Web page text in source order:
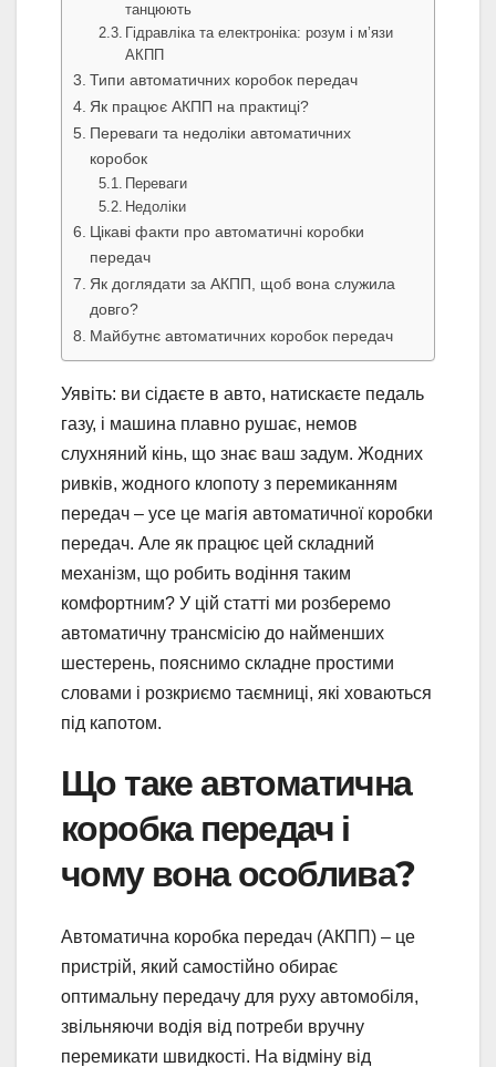
танцюють
Гідравліка та електроніка: розум і м’язи
АКПП
Типи автоматичних коробок передач
Як працює АКПП на практиці?
Переваги та недоліки автоматичних
коробок
Переваги
Недоліки
Цікаві факти про автоматичні коробки
передач
Як доглядати за АКПП, щоб вона служила
довго?
Майбутнє автоматичних коробок передач
Уявіть: ви сідаєте в авто, натискаєте педаль
газу, і машина плавно рушає, немов
слухняний кінь, що знає ваш задум. Жодних
ривків, жодного клопоту з перемиканням
передач – усе це магія автоматичної коробки
передач. Але як працює цей складний
механізм, що робить водіння таким
комфортним? У цій статті ми розберемо
автоматичну трансмісію до найменших
шестерень, пояснимо складне простими
словами і розкриємо таємниці, які ховаються
під капотом.
Що таке автоматична
коробка передач і
чому вона особлива?
Автоматична коробка передач (АКПП) – це
пристрій, який самостійно обирає
оптимальну передачу для руху автомобіля,
звільняючи водія від потреби вручну
перемикати швидкості. На відміну від